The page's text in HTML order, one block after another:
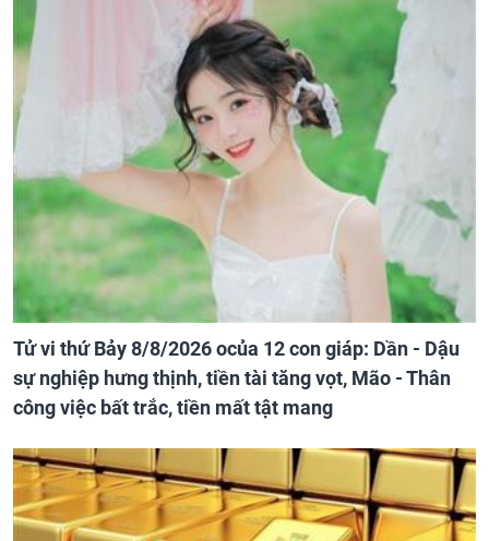
Tử vi thứ Bảy 8/8/2026 ocủa 12 con giáp: Dần - Dậu
sự nghiệp hưng thịnh, tiền tài tăng vọt, Mão - Thân
công việc bất trắc, tiền mất tật mang